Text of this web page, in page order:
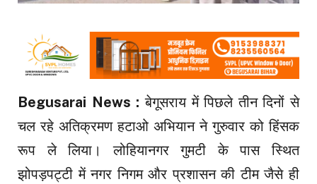
Begusarai News :बेगूसराय में पिछले तीन दिनों से
चल रहे अतिक्रमण हटाओ अभियान ने गुरुवार को हिंसक
रूप ले लिया। लोहियानगर गुमटी के पास स्थित
झोपड़पट्टी में नगर निगम और प्रशासन की टीम जैसे ही